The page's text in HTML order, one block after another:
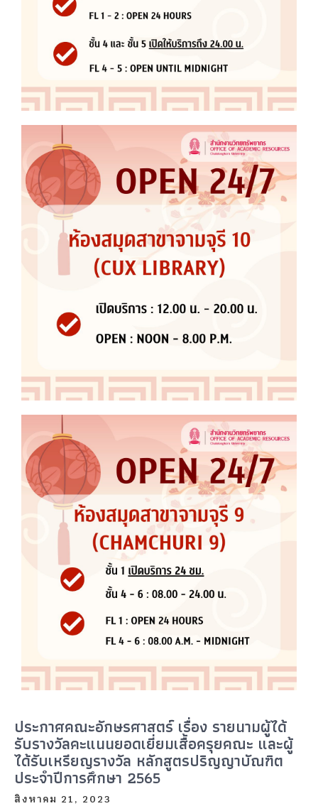
ประกาศคณะอักษรศาสตร์ เรื่อง รายนามผู้ได้
รับรางวัลคะแนนยอดเยี่ยมเสื้อครุยคณะ และผู้
ได้รับเหรียญรางวัล หลักสูตรปริญญาบัณฑิต
ประจำปีการศึกษา 2565
สิงหาคม 21, 2023